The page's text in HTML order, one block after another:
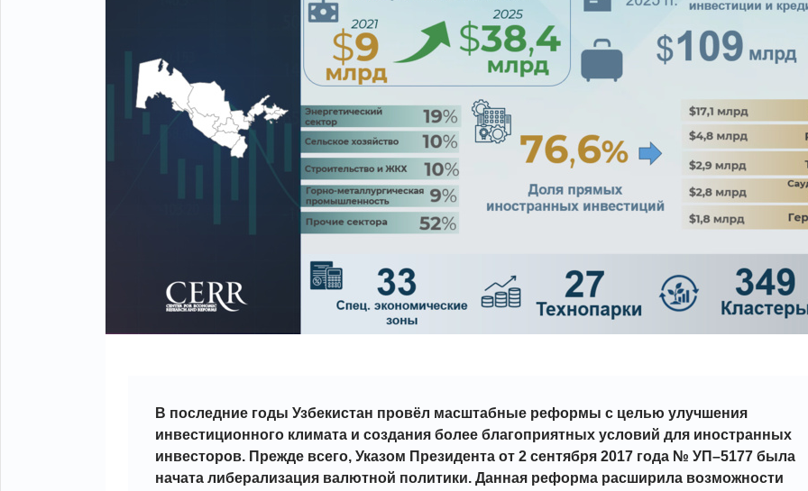
В последние годы Узбекистан провёл масштабные реформы с целью улучшения
инвестиционного климата и создания более благоприятных условий для иностранных
инвесторов. Прежде всего, Указом Президента от 2 сентября 2017 года № УП–5177 была
начата либерализация валютной политики. Данная реформа расширила возможности